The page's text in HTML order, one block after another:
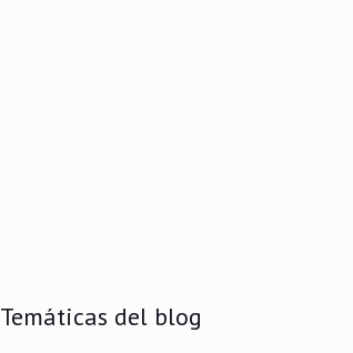
Temáticas del blog